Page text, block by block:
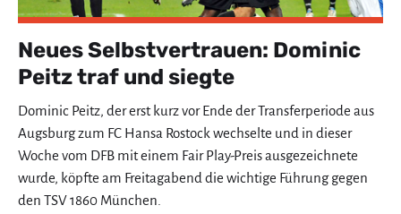
Neues Selbstvertrauen: Dominic
Peitz traf und siegte
Dominic Peitz, der erst kurz vor Ende der Transferperiode aus
Augsburg zum FC Hansa Rostock wechselte und in dieser
Woche vom DFB mit einem Fair Play-Preis ausgezeichnete
wurde, köpfte am Freitagabend die wichtige Führung gegen
den TSV 1860 München.